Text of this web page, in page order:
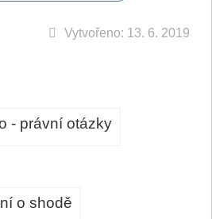
Vytvořeno: 13. 6. 2019
- právní otázky
o shodě